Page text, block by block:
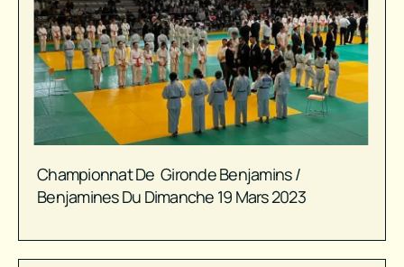
Championnat De Gironde Benjamins /
Benjamines Du Dimanche 19 Mars 2023